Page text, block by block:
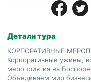
Детали тура
КОРПОРАТИВНЫЕ
Корпоративные ужины,
мероприятия на
Объединяем мир